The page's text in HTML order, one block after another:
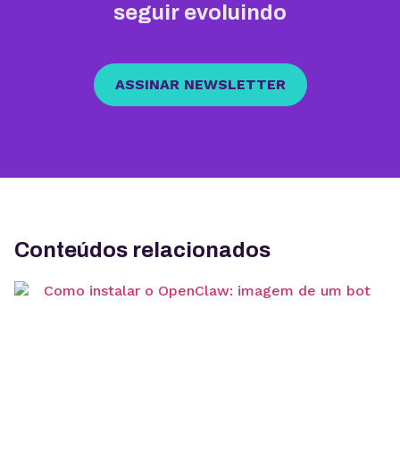
seguir evoluindo
ASSINAR NEWSLETTER
Conteúdos relacionados